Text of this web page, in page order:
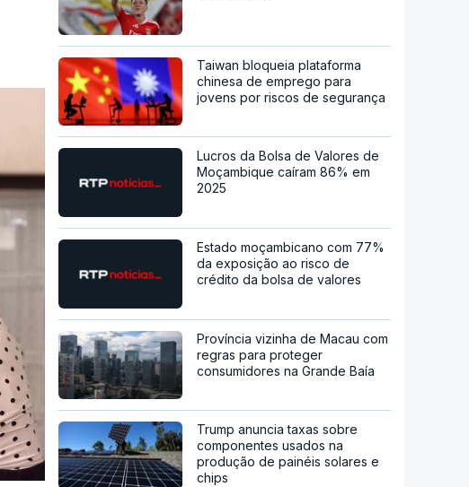
Taiwan bloqueia plataforma
chinesa de emprego para
jovens por riscos de segurança
Lucros da Bolsa de Valores de
Moçambique caíram 86% em
2025
Estado moçambicano com 77%
da exposição ao risco de
crédito da bolsa de valores
Província vizinha de Macau com
regras para proteger
consumidores na Grande Baía
Trump anuncia taxas sobre
componentes usados na
produção de painéis solares e
chips